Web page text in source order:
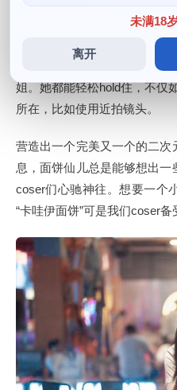
未满18
离开
箱，还能够让我们感受到创
让整个cosplay作品更加生动
能够轻松找到适合的摄影道
姐。她都能轻松hold住，不仅
所在，比如使用近拍镜头。
营造出一个完美又一个的二
息，面饼仙儿总是能够想出
coser们心驰神往。想要一个
“卡哇伊面饼”可是我们coser备